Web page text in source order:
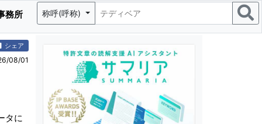
務所 称呼(呼称)
シェア
08/01
タに